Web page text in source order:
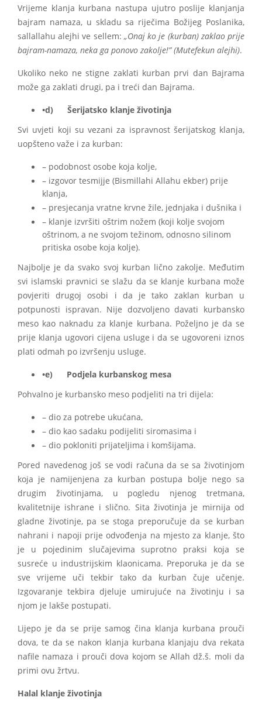
Vrijeme klanja kurbana nastupa ujutro poslije klanjanja
bajram namaza, u skladu sa riječima Božijeg Poslanika,
sallallahu alejhi ve sellem: „Onaj ko je (kurban) zaklao prije
bajram-namaza, neka ga ponovo zakolje!” (Mutefekun alejhi).
Ukoliko neko ne stigne zaklati kurban prvi dan Bajrama
može ga zaklati drugi, pa i treći dan Bajrama.
•d) Šerijatsko klanje životinja
Svi uvjeti koji su vezani za ispravnost šerijatskog klanja,
uopšteno važe i za kurban:
– podobnost osobe koja kolje,
– izgovor tesmijje (Bismillahi Allahu ekber) prije
klanja,
– presjecanja vratne krvne žile, jednjaka i dušnika i
– klanje izvršiti oštrim nožem (koji kolje svojom
oštrinom, a ne svojom težinom, odnosno silinom
pritiska osobe koja kolje).
Najbolje je da svako svoj kurban lično zakolje. Međutim
svi islamski pravnici se slažu da se klanje kurbana može
povjeriti drugoj osobi i da je tako zaklan kurban u
potpunosti ispravan. Nije dozvoljeno davati kurbansko
meso kao naknadu za klanje kurbana. Poželjno je da se
prije klanja ugovori cijena usluge i da se ugovoreni iznos
plati odmah po izvršenju usluge.
•e) Podjela kurbanskog mesa
Pohvalno je kurbansko meso podjeliti na tri dijela:
– dio za potrebe ukućana,
– dio kao sadaku podijeliti siromasima i
– dio pokloniti prijateljima i komšijama.
Pored navedenog još se vodi računa da se sa životinjom
koja je namijenjena za kurban postupa bolje nego sa
drugim životinjama, u pogledu njenog tretmana,
kvalitetnije ishrane i slično. Sita životinja je mirnija od
gladne životinje, pa se stoga preporučuje da se kurban
nahrani i napoji prije odvođenja na mjesto za klanje, što
je u pojedinim slučajevima suprotno praksi koja se
susreće u industrijskim klaonicama. Preporuka je da se
sve vrijeme uči tekbir tako da kurban čuje učenje.
Izgovaranje tekbira djeluje umirujuće na životinju i sa
njom je lakše postupati.
Lijepo je da se prije samog čina klanja kurbana prouči
dova, te da se nakon klanja kurbana klanjaju dva rekata
nafile namaza i prouči dova kojom se Allah dž.š. moli da
primi ovu žrtvu.
Halal klanje životinja